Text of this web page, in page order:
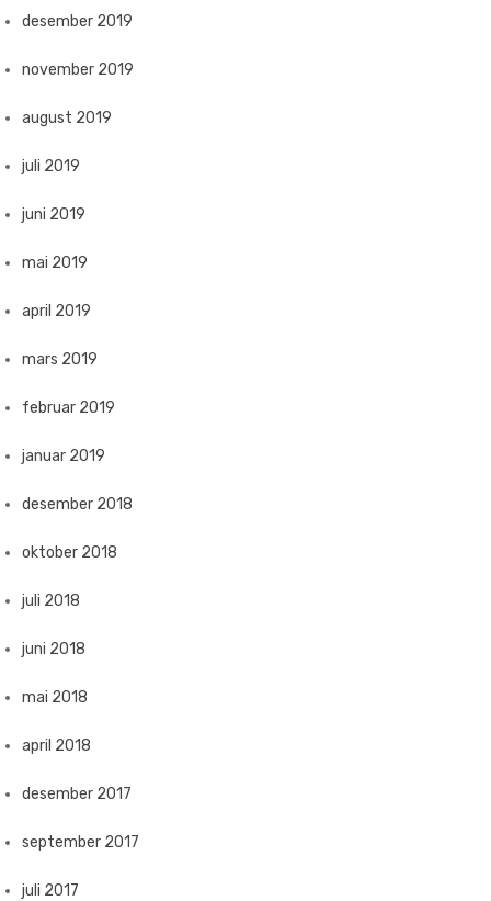
desember 2019
november 2019
august 2019
juli 2019
juni 2019
mai 2019
april 2019
mars 2019
februar 2019
januar 2019
desember 2018
oktober 2018
juli 2018
juni 2018
mai 2018
april 2018
desember 2017
september 2017
juli 2017